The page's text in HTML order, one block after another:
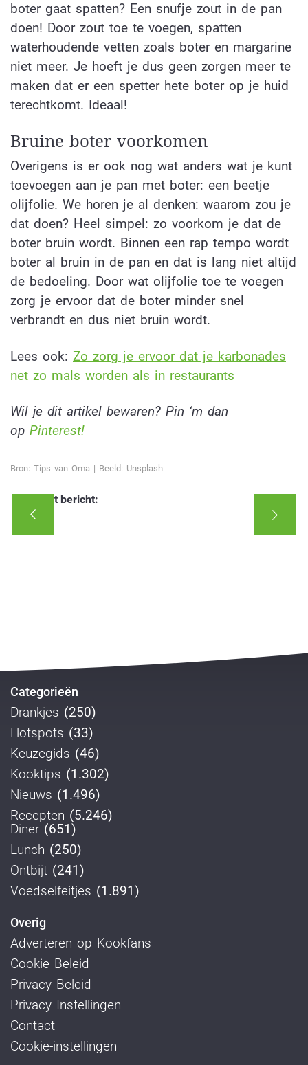
boter gaat spatten? Een snufje zout in de pan
doen! Door zout toe te voegen, spatten
waterhoudende vetten zoals boter en margarine
niet meer. Je hoeft je dus geen zorgen meer te
maken dat er een spetter hete boter op je huid
terechtkomt. Ideaal!
Bruine boter voorkomen
Overigens is er ook nog wat anders wat je kunt
toevoegen aan je pan met boter: een beetje
olijfolie. We horen je al denken: waarom zou je
dat doen? Heel simpel: zo voorkom je dat de
boter bruin wordt. Binnen een rap tempo wordt
boter al bruin in de pan en dat is lang niet altijd
de bedoeling. Door wat olijfolie toe te voegen
zorg je ervoor dat de boter minder snel
verbrandt en dus niet bruin wordt.
Lees ook: Zo zorg je ervoor dat je karbonades
net zo mals worden als in restaurants
Wil je dit artikel bewaren? Pin ‘m dan
op Pinterest!
Bron: Tips van Oma | Beeld: Unsplash
Deel dit bericht:
Categorieën
Drankjes (250)
Hotspots (33)
Keuzegids (46)
Kooktips (1.302)
Nieuws (1.496)
Recepten (5.246)
Diner (651)
Lunch (250)
Ontbijt (241)
Voedselfeitjes (1.891)
Overig
Adverteren op Kookfans
Cookie Beleid
Privacy Beleid
Privacy Instellingen
Contact
Cookie-instellingen